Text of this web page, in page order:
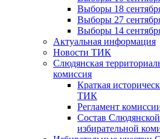
Выборы 18
Выборы 27
Выборы 14
Актуальная информация
Новости ТИК
Слюдянская
комиссия
Краткая
ТИК
Регламент
Состав
избирательной